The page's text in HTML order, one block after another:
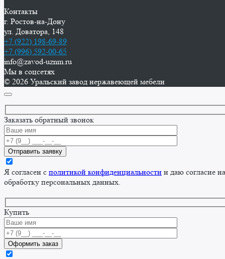
Контакты
г. Ростов-на-Дону
ул. Доватора, 148
+7 (922) 198-69-89
+7 (996) 592-00-65
info@zavod-uznm.ru
Мы в соцсетях
© 2026 Уральский завод нержавеющей мебели
Заказать обратный звонок
Я согласен с политикой конфиденциальности и даю согласие на
обработку персональных данных.
Купить